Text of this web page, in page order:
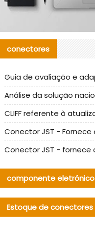
conectores
componente eletrónico
Estoque de conectores